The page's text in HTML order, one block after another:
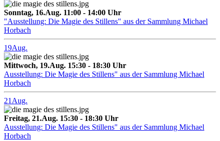
Sonntag, 16.Aug. 11:00 - 14:00 Uhr
"Ausstellung: Die Magie des Stillens" aus der Sammlung Michael
Horbach
19Aug.
Mittwoch, 19.Aug. 15:30 - 18:30 Uhr
Ausstellung: Die Magie des Stillens" aus der Sammlung Michael
Horbach
21 Aug.
Freitag, 21.Aug. 15:30 - 18:30 Uhr
Ausstellung: Die Magie des Stillens" aus der Sammlung Michael
Horbach